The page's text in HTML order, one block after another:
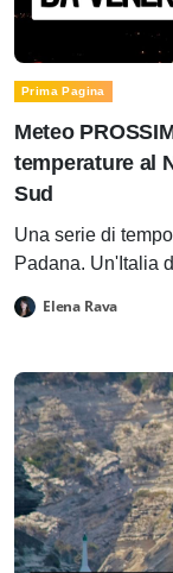
Prima Pagina
Meteo
temperature al
Sud
Una serie di
Padana. Un'Italia
Elena Rava